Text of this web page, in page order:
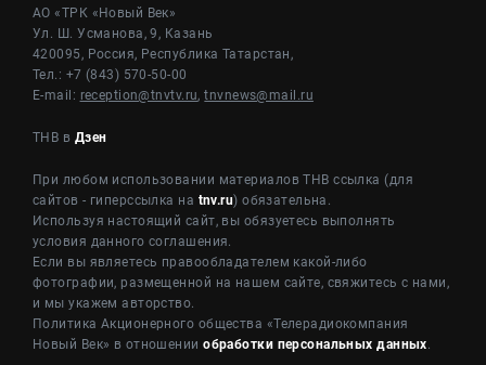
АО «ТРК «Новый Век»
Ул. Ш. Усманова, 9, Казань
420095, Россия, Республика Татарстан,
Тел.: +7 (843) 570-50-00
E-mail: reception@tnvtv.ru,tnvnews@mail.ru
ТНВ в Дзен
При любом использовании материалов ТНВ ссылка (для
сайтов - гиперссылка на tnv.ru) обязательна.
Используя настоящий сайт, вы обязуетесь выполнять
условия данного соглашения.
Если вы являетесь правообладателем какой-либо
фотографии, размещенной на нашем сайте, свяжитесь с нами,
и мы укажем авторство.
Политика Акционерного общества «Телерадиокомпания
Новый Век» в отношенииобработки персональных данных.